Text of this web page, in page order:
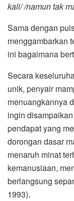
kali/ /namun tak
Sama dengan
menggambarkan
ini bagaimana
Secara
unik, penyair
menuangkannya
ingin
pendapat yang
dorongan dasar
menaruh minat
kemanusiaan,
berlangsung
1993).